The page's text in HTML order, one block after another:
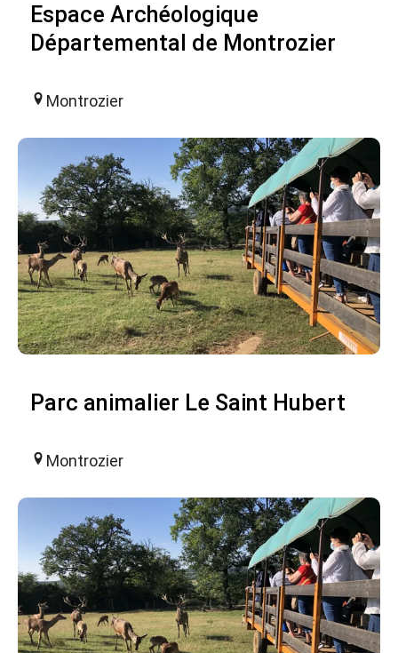
Espace Archéologique
Départemental de Montrozier
Montrozier
Parc animalier Le Saint Hubert
Montrozier